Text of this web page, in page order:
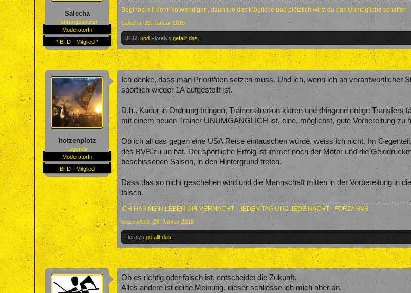
Salecha
Führungsspieler
ModeratorIn
* BFD - Mitglied *
Beginne mit dem Notwendigen, dann tue das Mögliche und plötzlich wirst du das Unmögliche schaffen
Salecha 28. Januar 2018
DC65 und Floralys gefällt das.
hotzenplotz
Legende
ModeratorIn
BFD - Mitglied
Ich denke, dass man Prioritäten setzen muss. Und ich, wenn ich an verantwortlicher
sportlich wieder 1A aufgestellt ist.
D.h., Kader in Ordnung bringen, Trainersituation klären und dringend nötige
mit einem neuen Trainer UNUMGÄNGLICH ist, eine, möglichst, gute Vorbereitung zu
Ob ich all das gegen eine USA Reise eintauschen würde, weiss ich nicht. Im
des BVB zu un hat. Der sportliche Erfolg ist immer noch der Motor und die
beschissenen Saison, in den Hintergrund treten.
Dass das so nicht geschehen wird und die Mannschaft mitten in der Vorbereitung in
falsch.
ICH HAB MEIN LEBEN DIR VERMACHT - JEDEN TAG UND JEDE NACHT - FORZA BVB
hotzenplotz 28. Januar 2018
Floralys gefällt das.
Ob es richtig oder falsch ist, entscheidet die Zukunft.
Alles andere ist deine Meinung, dieser schliesse ich mich aber an.